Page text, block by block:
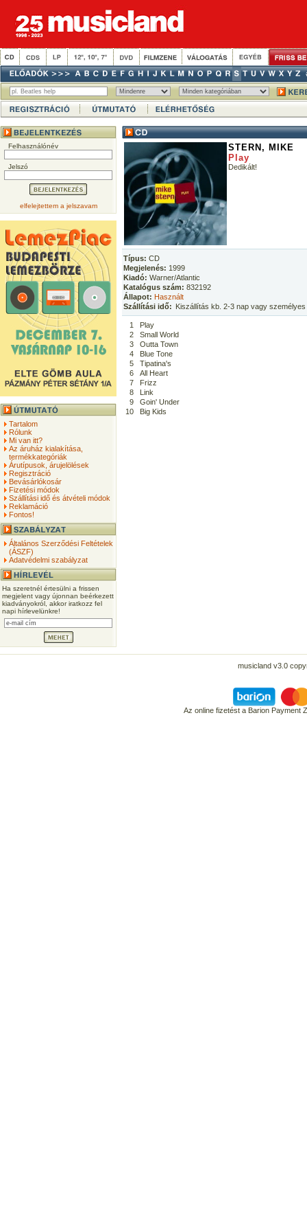
Felhasználónév
Jelszó
elfelejtettem a jelszavam
Tartalom
Rólunk
Mi van itt?
Az áruház kialakítása,
termékkategóriák
Árutípusok, árujelölések
Regisztráció
Bevásárlókosár
Fizetési módok
Szállítási idő és átvételi módok
Reklamáció
Fontos!
Általános Szerződési Feltételek
(ÁSZF)
Adatvédelmi szabályzat
Ha szeretnél értesülni a frissen
megjelent vagy újonnan beérkezett
kiadványokról, akkor iratkozz fel
napi hírlevelünkre!
STERN, MIKE
Play
Dedikált!
Típus: CD
Megjelenés: 1999
Kiadó: Warner/Atlantic
Katalógus szám: 832192
Állapot: Használt
Szállítási idő: Kiszállítás kb. 2-3 nap vagy
1
Play
2
Small World
3
Outta Town
4
Blue Tone
5
Tipatina's
6
All Heart
7
Frizz
8
Link
9
Goin' Under
10
Big Kids
musicland v3.0
Az online fizetést a Barion Payment